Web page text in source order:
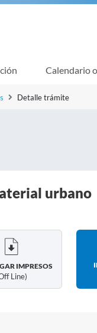
Calendario
Detalle trámite
urbano
IMPRESOS
Line)